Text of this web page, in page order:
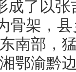
成了以
骨架，
南部，
鄂渝黔